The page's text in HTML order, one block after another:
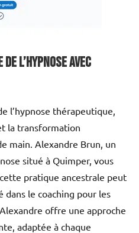
l’Hypnose avec
l’hypnose thérapeutique,
la transformation
main. Alexandre Brun, un
situé à Quimper, vous
pratique ancestrale peut
dans le coaching pour les
offre une approche
adaptée à chaque